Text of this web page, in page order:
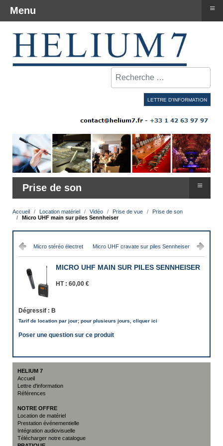
Rechercher
LETTRE D'INFORMATION
Prise de son ≡
Accueil Location matériel Vidéo Prise de vue
Prise de son
Micro UHF main sur piles Sennheiser
Micro stéréo électret Micro UHF cravate sur piles Sennheiser
MICRO UHF MAIN SUR PILES SENNHEISER
HT : 60,00 €
Dégressif : B
Tarif de location par jour; pour plusieurs jours, cliquer ici
Poser une question sur ce produit
HELIUM 7
Accueil
Lettre d'information
Références
NOTRE OFFRE
Location de matériel
Prestation événementielle
Intégration audiovisuelle
Télécharger notre catalogue
Menu ≡